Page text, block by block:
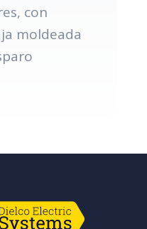
con
moldeada